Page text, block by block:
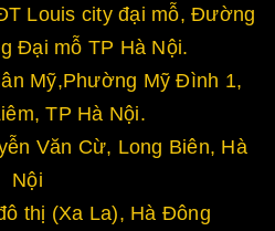
Louis city đại mỗ, Đường
Đại mỗ TP Hà Nội.
Mỹ,Phường Mỹ Đình 1,
TP Hà Nội.
Văn Cừ, Long Biên, Hà
Nội
thị (Xa La), Hà Đông